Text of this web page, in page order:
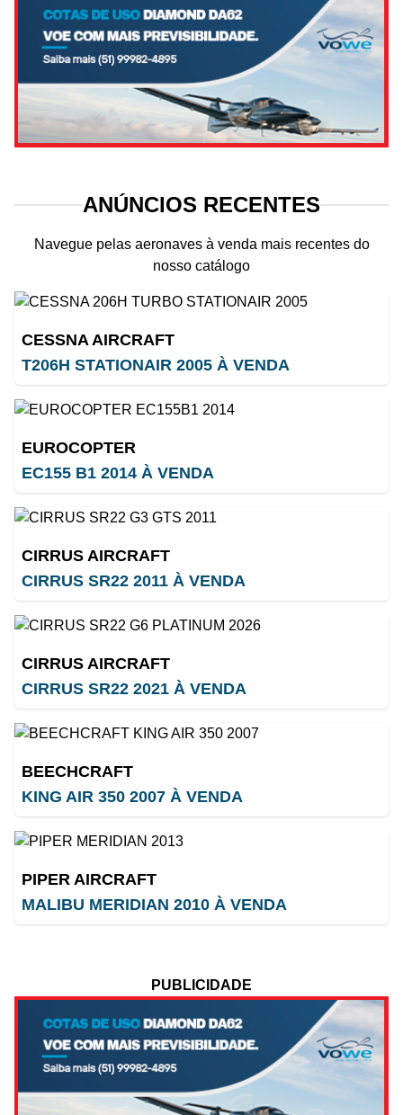
ANÚNCIOS RECENTES
Navegue pelas aeronaves à venda mais recentes do
nosso catálogo
CESSNA AIRCRAFT
T206H STATIONAIR 2005 À VENDA
EUROCOPTER
EC155 B1 2014 À VENDA
CIRRUS AIRCRAFT
CIRRUS SR22 2011 À VENDA
CIRRUS AIRCRAFT
CIRRUS SR22 2021 À VENDA
BEECHCRAFT
KING AIR 350 2007 À VENDA
PIPER AIRCRAFT
MALIBU MERIDIAN 2010 À VENDA
PUBLICIDADE